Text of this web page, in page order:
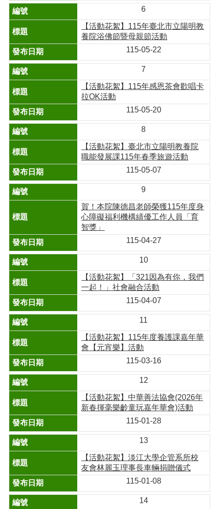
6
【活動花絮】115年臺北市立陽明教
養院浴佛節暨母親節活動
115-05-22
7
【活動花絮】115年感恩茶會歡唱卡
拉OK活動
115-05-20
8
【活動花絮】臺北市立陽明教養院
職能發展課115年春季旅遊活動
115-05-07
9
賀！本院陳德昌老師榮獲115年度身
心障礙福利機構績優工作人員「育
智獎」
115-04-27
10
【活動花絮】「321因為有你，我們
一起！」社會融合活動
115-04-07
11
【活動花絮】115年度養護課嘉年華
會【元宵樂】活動
115-03-16
12
【活動花絮】中華善法協會(2026年
新春揮毫樂齡童玩嘉年華會)活動
115-01-28
13
【活動花絮】淡江大學企管系所校
友會林麗玉理事長車輛捐贈儀式
115-01-08
14